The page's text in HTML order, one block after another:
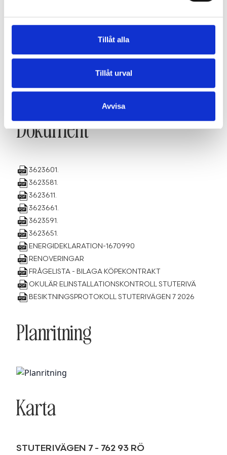
Tillåt alla
Tillåt urval
Avvisa
SE FAKTA
Dokument
3623601.
3623581.
3623611.
3623661.
3623591.
3623651.
ENERGIDEKLARATION-1670990
RENOVERINGAR
FRÅGELISTA - BILAGA KÖPEKONTRAKT
OKULÄR ELINSTALLATIONSKONTROLL STUTERIVÄ
BESIKTNINGSPROTOKOLL STUTERIVÄGEN 7 2026
Planritning
Karta
STUTERIVÄGEN 7 - 762 93 RÖ